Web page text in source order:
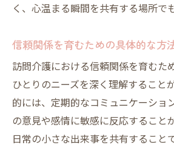
利用者とのコミュニケー
心を通わせる訪問介護の実
く、心温まる瞬間を共有する場所で
信頼関係を育むための具体的な方
訪問介護における信頼関係を育むた
ひとりのニーズを深く理解すること
的には、定期的なコミュニケーショ
の意見や感情に敏感に反応すること
日常の小さな出来事を共有すること